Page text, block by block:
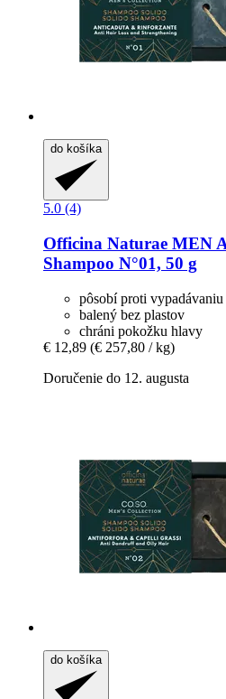
do košíka
5.0 (4)
Officina Naturae MEN
Shampoo N°01, 50 g
pôsobí proti
balený bez plastov
chráni pokožku hlavy
€ 12,89 (€ 257,80 / kg)
Doručenie do 12. augusta
do košíka